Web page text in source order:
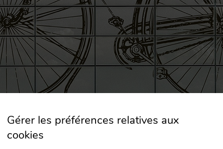
Gérer les préférences relatives aux
cookies